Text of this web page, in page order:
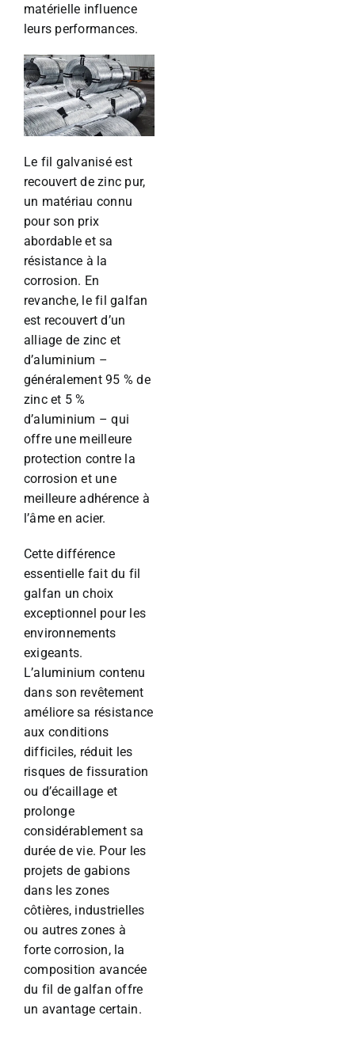
matérielle influence
leurs performances.
Le fil galvanisé est
recouvert de zinc pur,
un matériau connu
pour son prix
abordable et sa
résistance à la
corrosion. En
revanche, le fil galfan
est recouvert d’un
alliage de zinc et
d’aluminium –
généralement 95 % de
zinc et 5 %
d’aluminium – qui
offre une meilleure
protection contre la
corrosion et une
meilleure adhérence à
l’âme en acier.
Cette différence
essentielle fait du fil
galfan un choix
exceptionnel pour les
environnements
exigeants.
L’aluminium contenu
dans son revêtement
améliore sa résistance
aux conditions
difficiles, réduit les
risques de fissuration
ou d’écaillage et
prolonge
considérablement sa
durée de vie. Pour les
projets de gabions
dans les zones
côtières, industrielles
ou autres zones à
forte corrosion, la
composition avancée
du fil de galfan offre
un avantage certain.